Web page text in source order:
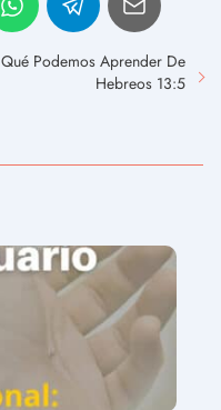
Qué Podemos Aprender De
Hebreos 13:5